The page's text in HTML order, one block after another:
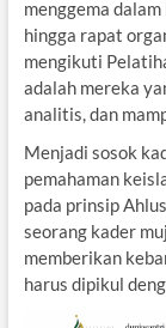
menggema
hingga rapat
mengikuti
adalah mereka
analitis, dan
Menjadi sosok
pemahaman
pada prinsip
seorang kader
memberikan
harus dipikul